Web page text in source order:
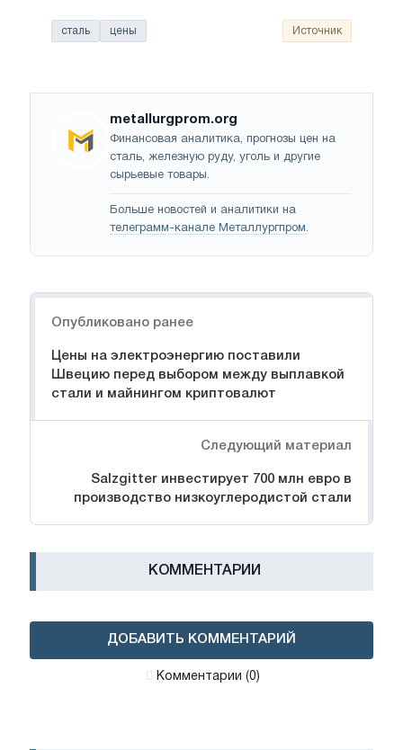
сталь цены Источник
metallurgprom.org
Финансовая аналитика, прогнозы цен на
сталь, железную руду, уголь и другие
сырьевые товары.
Больше новостей и аналитики на
телеграмм-канале Металлургпром.
Опубликовано ранее
Цены на электроэнергию поставили
Швецию перед выбором между выплавкой
стали и майнингом криптовалют
Следующий материал
Salzgitter инвестирует 700 млн евро в
производство низкоуглеродистой стали
КОММЕНТАРИИ
ДОБАВИТЬ КОММЕНТАРИЙ
Комментарии (0)